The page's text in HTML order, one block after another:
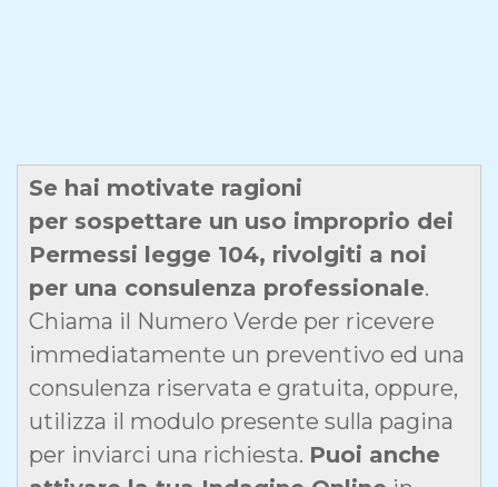
Se hai motivate ragioni
per sospettare un uso improprio dei
Permessi legge 104, rivolgiti a noi
per una consulenza professionale.
Chiama il Numero Verde per ricevere
immediatamente un preventivo ed una
consulenza riservata e gratuita, oppure,
utilizza il modulo presente sulla pagina
per inviarci una richiesta. Puoi anche